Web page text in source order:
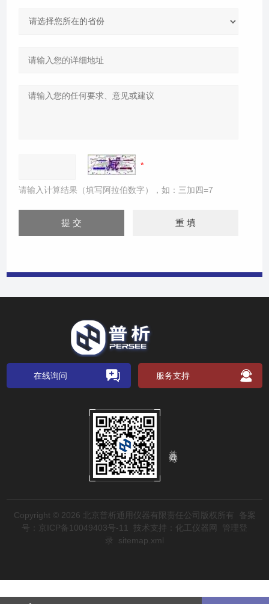
请输入计算结果（填写阿拉伯数字），如：三加四=7
在线询问 服务支持
Copyright © 2026 北京普析通用仪器有限责任公司版权所有
备案
号：京ICP备10049403号-11
技术支持： 化工仪器网
管理登
录
sitemap.xml